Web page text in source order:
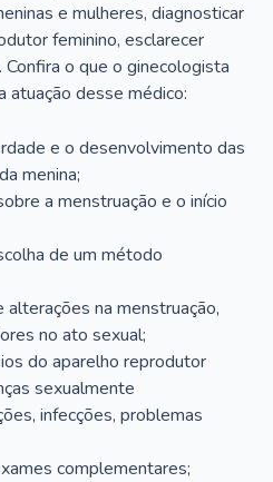
e mulheres, diagnosticar
feminino, esclarecer
o que o ginecologista
atuação desse médico:
e o desenvolvimento das
menina;
a menstruação e o início
de um método
alterações na menstruação,
no ato sexual;
do aparelho reprodutor
sexualmente
infecções, problemas
complementares;